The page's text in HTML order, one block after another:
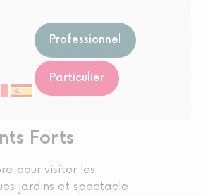
Professionnel
Particulier
Forts
pour visiter les
jardins et spectacle